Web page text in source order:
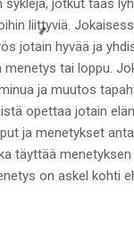
liittyviä.
jotain hyvää ja
menetys tai loppu.
ja muutos
opettaa jotain
ja menetykset
täyttää menetyksen
on askel kohti